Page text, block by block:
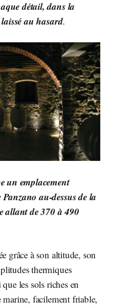
détail, dans la
au hasard.
un emplacement
au-dessus de la
allant de 370 à 490
grâce à son altitude, son
thermiques
les sols riches en
marine, facilement friable,